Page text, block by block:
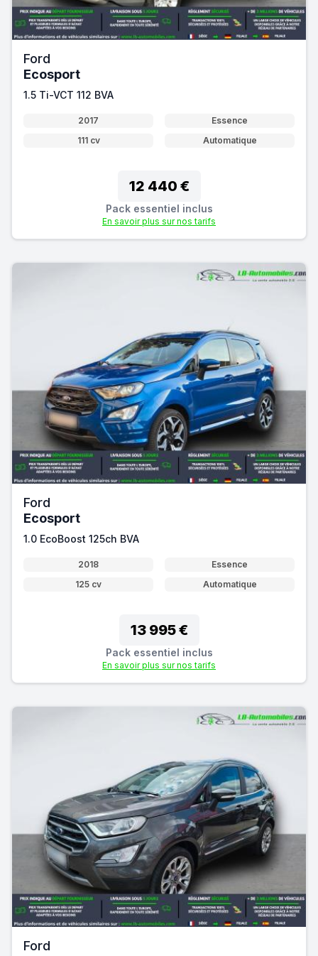
Ford
Ecosport
1.5 Ti-VCT 112 BVA
2017
Essence
111 cv
Automatique
12 440 €
Pack essentiel inclus
En savoir plus sur nos tarifs
Ford
Ecosport
1.0 EcoBoost 125ch BVA
2018
Essence
125 cv
Automatique
13 995 €
Pack essentiel inclus
En savoir plus sur nos tarifs
Ford